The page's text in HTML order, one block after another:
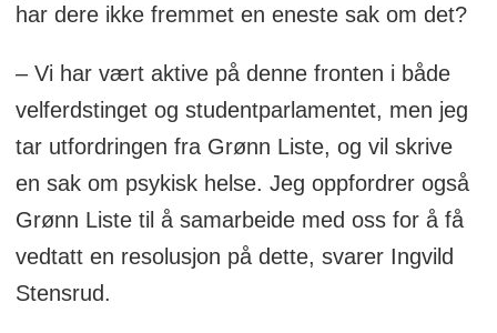
har dere ikke fremmet en eneste sak om det?
– Vi har vært aktive på denne fronten i både
velferdstinget og studentparlamentet, men jeg
tar utfordringen fra Grønn Liste, og vil skrive
en sak om psykisk helse. Jeg oppfordrer også
Grønn Liste til å samarbeide med oss for å få
vedtatt en resolusjon på dette, svarer Ingvild
Stensrud.